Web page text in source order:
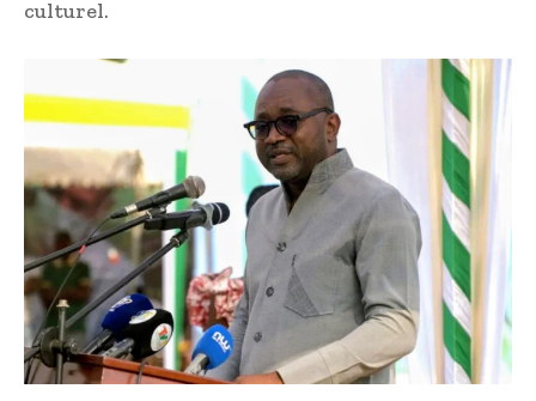
culturel.